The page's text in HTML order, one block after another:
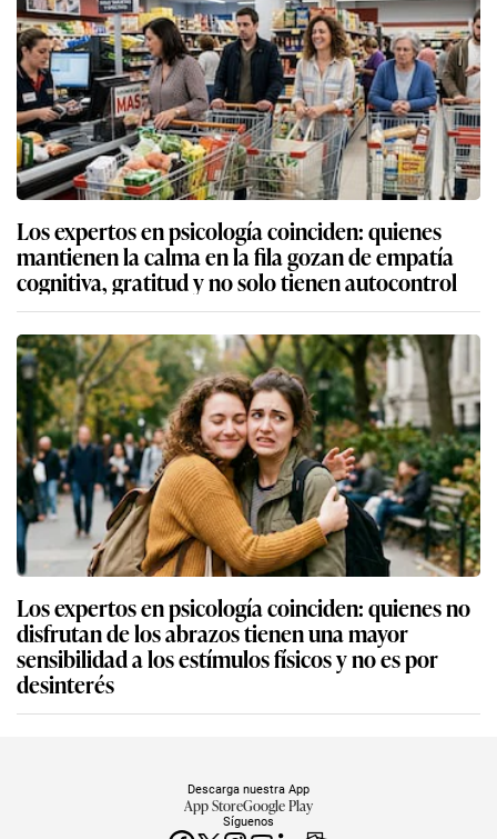
Los expertos en psicología coinciden: quienes
mantienen la calma en la fila gozan de empatía
cognitiva, gratitud y no solo tienen autocontrol
Los expertos en psicología coinciden: quienes no
disfrutan de los abrazos tienen una mayor
sensibilidad a los estímulos físicos y no es por
desinterés
Síguenos
Descarga nuestra App
App StoreGoogle Play